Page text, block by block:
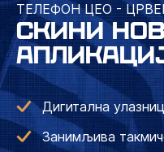
ТЕЛЕФОН ЦЕО -
СКИНИ
Дигитална
Занимљива